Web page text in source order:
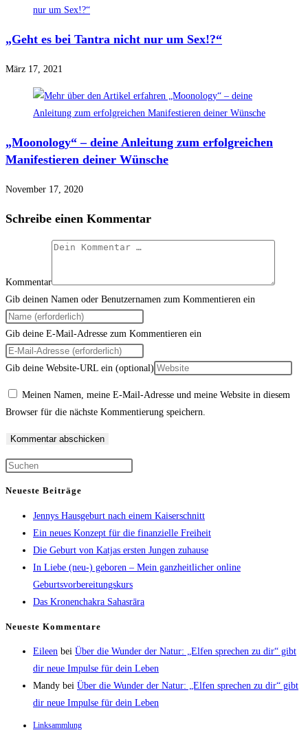
„Geht es bei Tantra nicht nur um Sex!?“
März 17, 2021
„Moonology“ – deine Anleitung zum erfolgreichen
Manifestieren deiner Wünsche
November 17, 2020
Schreibe einen Kommentar
Kommentar
Gib deinen Namen oder Benutzernamen zum Kommentieren ein
Gib deine E-Mail-Adresse zum Kommentieren ein
Gib deine Website-URL ein (optional)
Meinen Namen, meine E-Mail-Adresse und meine Website in diesem
Browser für die nächste Kommentierung speichern.
Neueste Beiträge
Jennys Hausgeburt nach einem Kaiserschnitt
Ein neues Konzept für die finanzielle Freiheit
Die Geburt von Katjas ersten Jungen zuhause
In Liebe (neu-) geboren – Mein ganzheitlicher online
Geburtsvorbereitungskurs
Das Kronenchakra Sahasrāra
Neueste Kommentare
Eileen bei Über die Wunder der Natur: „Elfen sprechen zu dir“ gibt
dir neue Impulse für dein Leben
Mandy bei Über die Wunder der Natur: „Elfen sprechen zu dir“ gibt
dir neue Impulse für dein Leben
Linksammlung